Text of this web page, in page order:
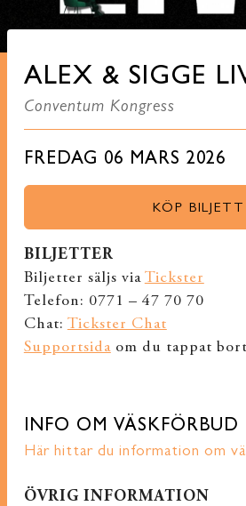
ALEX & SIGGE
Conventum Kongress
FREDAG 06 MARS 2026
KÖP BILJETT
BILJETTER
Biljetter säljs via Tickster
Telefon: 0771 – 47 70 70
Chat: Tickster Chat
Supportsidaom du tappat
INFO OM VÄSKFÖRBUD
Här hittar du information om
ÖVRIG INFORMATION